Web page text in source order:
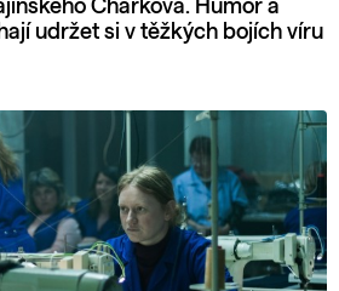
Charkova. Humor a
udržet si v těžkých bojích víru